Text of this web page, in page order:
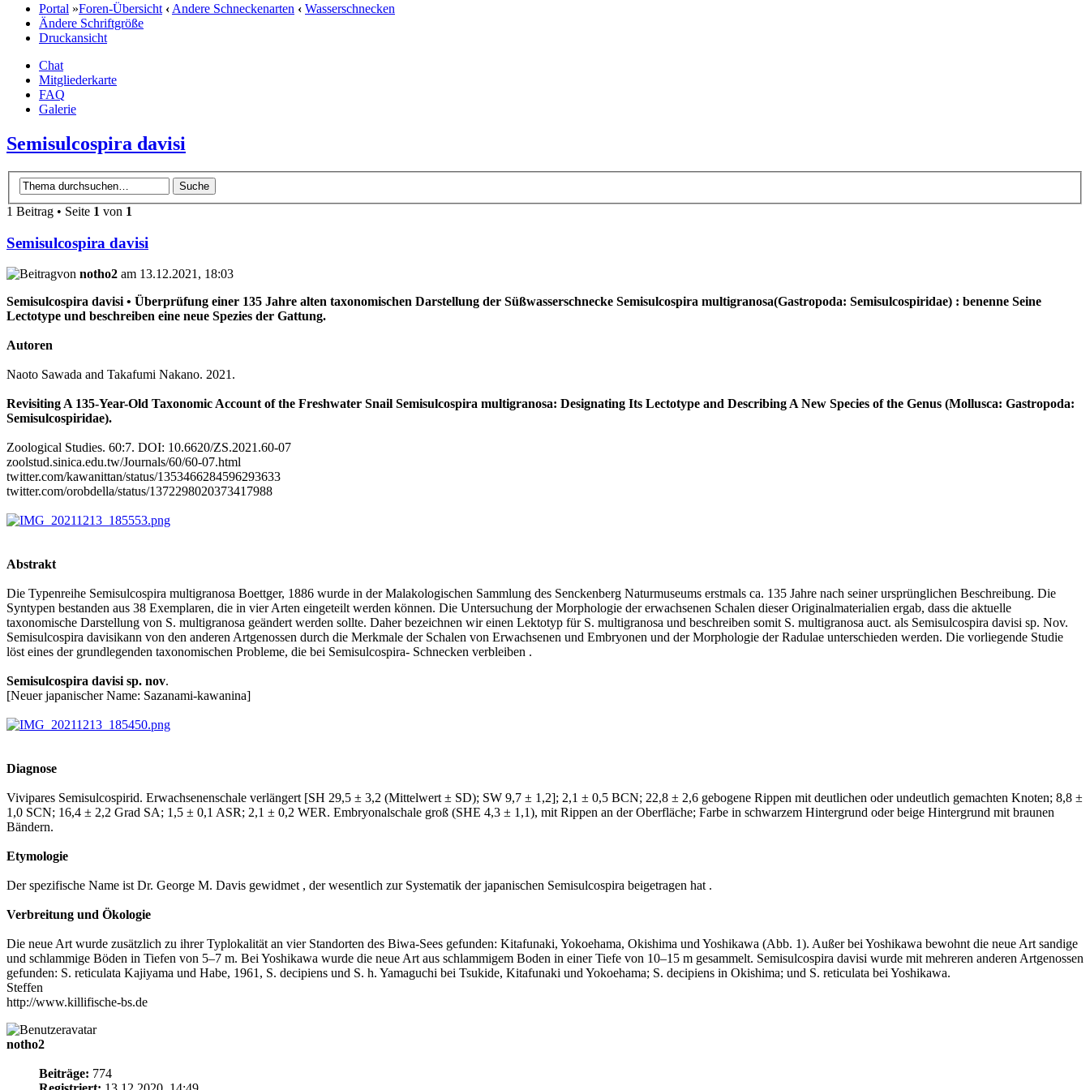
Portal »Foren-Übersicht ‹Andere Schneckenarten ‹ Wasserschnecken
Ändere Schriftgröße
Druckansicht
Chat
Mitgliederkarte
FAQ
Galerie
Semisulcospira davisi
1 Beitrag • Seite 1 von 1
Semisulcospira davisi
von notho2 am 13.12.2021, 18:03
Semisulcospira davisi • Überprüfung einer 135 Jahre alten taxonomischen Darstellung der Süßwasserschnecke Semisulcospira multigranosa(Gastropoda: Semisulcospiridae) : benenne Seine
Lectotype und beschreiben eine neue Spezies der Gattung.
Autoren
Naoto Sawada and Takafumi Nakano. 2021.
Revisiting A 135-Year-Old Taxonomic Account of the Freshwater Snail Semisulcospira multigranosa: Designating Its Lectotype and Describing A New Species of the Genus (Mollusca: Gastropoda:
Semisulcospiridae).
Zoological Studies. 60:7. DOI: 10.6620/ZS.2021.60-07
zoolstud.sinica.edu.tw/Journals/60/60-07.html
twitter.com/kawanittan/status/1353466284596293633
twitter.com/orobdella/status/1372298020373417988
Abstrakt
Die Typenreihe Semisulcospira multigranosa Boettger, 1886 wurde in der Malakologischen Sammlung des Senckenberg Naturmuseums erstmals ca. 135 Jahre nach seiner ursprünglichen Beschreibung. Die
Syntypen bestanden aus 38 Exemplaren, die in vier Arten eingeteilt werden können. Die Untersuchung der Morphologie der erwachsenen Schalen dieser Originalmaterialien ergab, dass die aktuelle
taxonomische Darstellung von S. multigranosa geändert werden sollte. Daher bezeichnen wir einen Lektotyp für S. multigranosa und beschreiben somit S. multigranosa auct. als Semisulcospira davisi sp. Nov.
Semisulcospira davisikann von den anderen Artgenossen durch die Merkmale der Schalen von Erwachsenen und Embryonen und der Morphologie der Radulae unterschieden werden. Die vorliegende Studie
löst eines der grundlegenden taxonomischen Probleme, die bei Semisulcospira- Schnecken verbleiben .
Semisulcospira davisi sp. nov.
[Neuer japanischer Name: Sazanami-kawanina]
Diagnose
Vivipares Semisulcospirid. Erwachsenenschale verlängert [SH 29,5 ± 3,2 (Mittelwert ± SD); SW 9,7 ± 1,2]; 2,1 ± 0,5 BCN; 22,8 ± 2,6 gebogene Rippen mit deutlichen oder undeutlich gemachten Knoten; 8,8 ±
1,0 SCN; 16,4 ± 2,2 Grad SA; 1,5 ± 0,1 ASR; 2,1 ± 0,2 WER. Embryonalschale groß (SHE 4,3 ± 1,1), mit Rippen an der Oberfläche; Farbe in schwarzem Hintergrund oder beige Hintergrund mit braunen
Bändern.
Etymologie
Der spezifische Name ist Dr. George M. Davis gewidmet , der wesentlich zur Systematik der japanischen Semisulcospira beigetragen hat .
Verbreitung und Ökologie
Die neue Art wurde zusätzlich zu ihrer Typlokalität an vier Standorten des Biwa-Sees gefunden: Kitafunaki, Yokoehama, Okishima und Yoshikawa (Abb. 1). Außer bei Yoshikawa bewohnt die neue Art sandige
und schlammige Böden in Tiefen von 5–7 m. Bei Yoshikawa wurde die neue Art aus schlammigem Boden in einer Tiefe von 10–15 m gesammelt. Semisulcospira davisi wurde mit mehreren anderen Artgenossen
gefunden: S. reticulata Kajiyama und Habe, 1961, S. decipiens und S. h. Yamaguchi bei Tsukide, Kitafunaki und Yokoehama; S. decipiens in Okishima; und S. reticulata bei Yoshikawa.
Steffen
http://www.killifische-bs.de
notho2
Beiträge: 774